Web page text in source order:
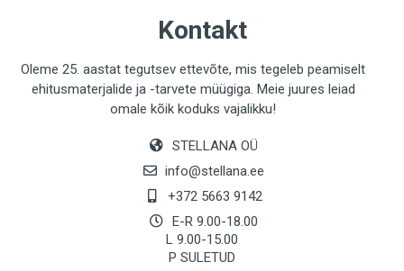
Kontakt
Oleme 25. aastat tegutsev ettevõte, mis tegeleb peamiselt
ehitusmaterjalide ja -tarvete müügiga. Meie juures leiad
omale kõik koduks vajalikku!
STELLANA OÜ
info@stellana.ee
+372 5663 9142
E-R 9.00-18.00
L 9.00-15.00
P SULETUD